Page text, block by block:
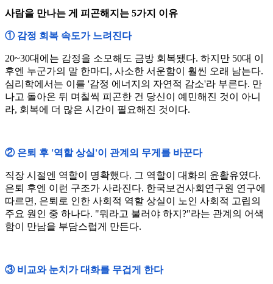
사람을 만나는 게 피곤해지는 5가지 이유
① 감정 회복 속도가 느려진다
20~30대에는 감정을 소모해도 금방 회복됐다. 하지만 50대 이
후엔 누군가의 말 한마디, 사소한 서운함이 훨씬 오래 남는다.
심리학에서는 이를 '감정 에너지의 자연적 감소'라 부른다. 만
나고 돌아온 뒤 며칠씩 피곤한 건 당신이 예민해진 것이 아니
라, 회복에 더 많은 시간이 필요해진 것이다.
② 은퇴 후 '역할 상실'이 관계의 무게를 바꾼다
직장 시절엔 역할이 명확했다. 그 역할이 대화의 윤활유였다.
은퇴 후엔 이런 구조가 사라진다. 한국보건사회연구원 연구에
따르면, 은퇴로 인한 사회적 역할 상실이 노인 사회적 고립의
주요 원인 중 하나다. "뭐라고 불러야 하지?"라는 관계의 어색
함이 만남을 부담스럽게 만든다.
③ 비교와 눈치가 대화를 무겁게 한다